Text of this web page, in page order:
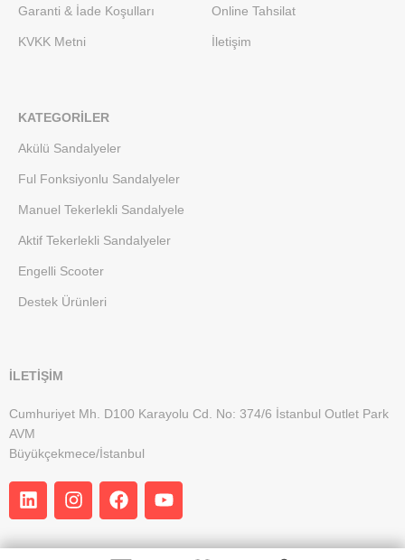
Garanti & İade Koşulları
KVKK Metni
Online Tahsilat
İletişim
KATEGORILER
Akülü Sandalyeler
Ful Fonksiyonlu Sandalyeler
Manuel Tekerlekli Sandalyele
Aktif Tekerlekli Sandalyeler
Engelli Scooter
Destek Ürünleri
İLETİŞİM
Cumhuriyet Mh. D100 Karayolu Cd. No: 374/6 İstanbul Outlet Park
AVM
Büyükçekmece/İstanbul